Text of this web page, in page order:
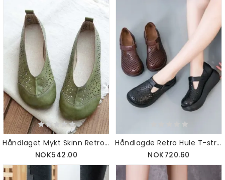
Håndlaget Mykt Skinn Retro Hule Flater
NOK542.00
Håndlagde Retro Hule T-strop Kilesandaler
NOK720.60